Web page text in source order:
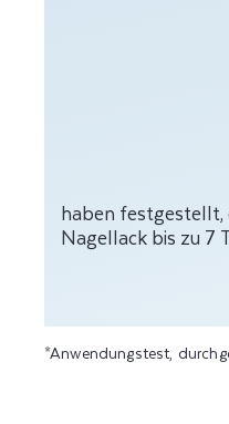
haben festgestellt,
Nagellack bis zu 7
*Anwendungstest,